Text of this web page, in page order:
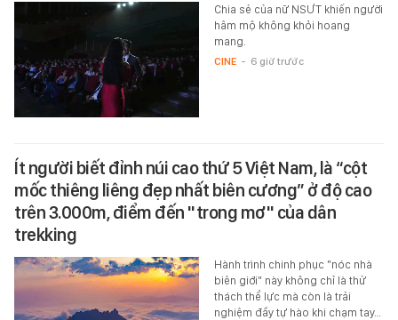
Chia sẻ của nữ NSƯT khiến người
hâm mộ không khỏi hoang
mang.
CINE - 6 giờ trước
Ít người biết đỉnh núi cao thứ 5 Việt Nam, là “cột
mốc thiêng liêng đẹp nhất biên cương” ở độ cao
trên 3.000m, điểm đến "trong mơ" của dân
trekking
Hành trình chinh phục "nóc nhà
biên giới" này không chỉ là thử
thách thể lực mà còn là trải
nghiệm đầy tự hào khi chạm tay…